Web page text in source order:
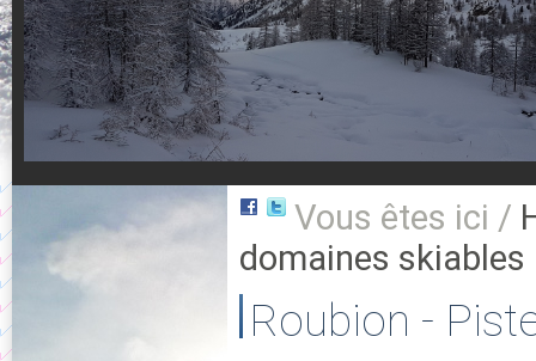
Suivez en direct l'actualité des stations
Vous êtes ici /
domaines skiables
Roubion -